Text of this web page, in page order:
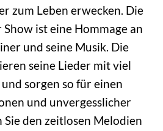
zum Leben erwecken. Die
ist eine Hommage an
und seine Musik. Die
seine Lieder mit viel
sorgen so für einen
und unvergesslicher
Sie den zeitlosen Melodien